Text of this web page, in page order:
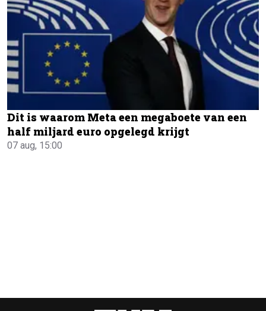
Dit is waarom Meta een megaboete van een
half miljard euro opgelegd krijgt
07 aug, 15:00